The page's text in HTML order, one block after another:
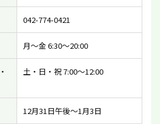
042-774-0421
月〜金 6:30〜20:00
土・日・祝 7:00〜12:00
12月31日午後〜1月3日